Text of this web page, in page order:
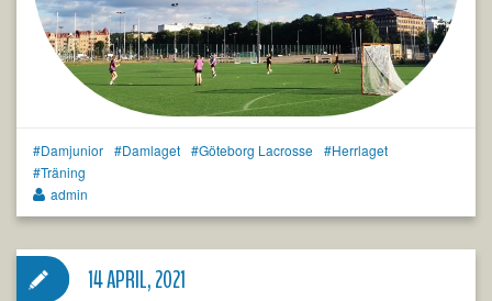
Damjunior Damlaget Göteborg Lacrosse
Herrlaget
Träning
admin
14 APRIL, 2021